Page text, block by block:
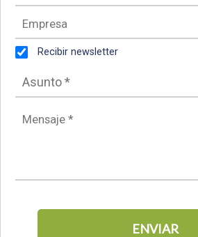
Recibir newsletter
ENVIAR